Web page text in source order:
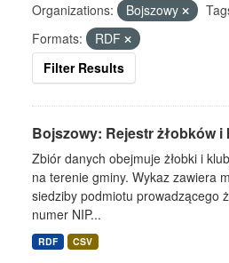
Organizations: Bojszowy
Formats:
RDF
Filter Results
Bojszowy: Rejestr żłobków
Zbiór danych obejmuje żłobki i
na terenie gminy. Wykaz zawiera
siedziby podmiotu prowadzącego
numer NIP...
RDF CSV